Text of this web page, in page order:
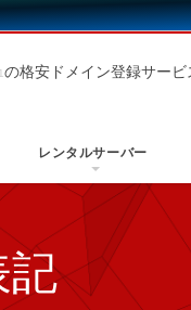
の格安ドメイン登録サービ
レンタルサーバー
記